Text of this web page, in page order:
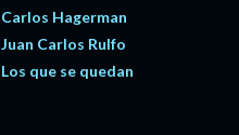
Carlos Hagerman
Juan Carlos Rulfo
Los que se quedan